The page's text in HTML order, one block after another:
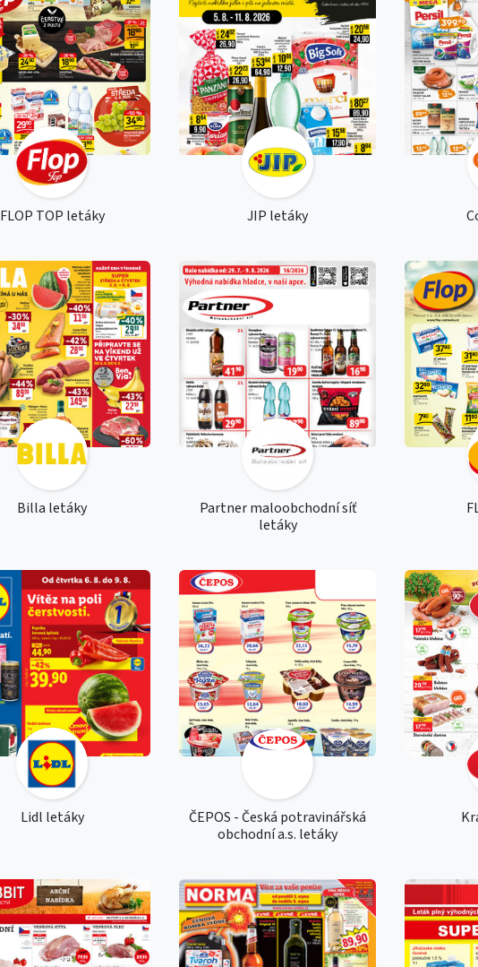
FLOP TOP letáky JIP letáky
Billa letáky
Partner maloobchodní síť
letáky
Lidl letáky
ČEPOS - Česká potravinářská
obchodní a.s. letáky